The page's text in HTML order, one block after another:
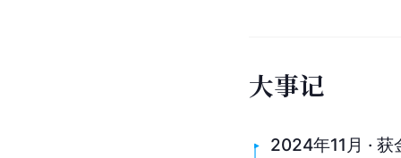
大事记
2024年11月 ·